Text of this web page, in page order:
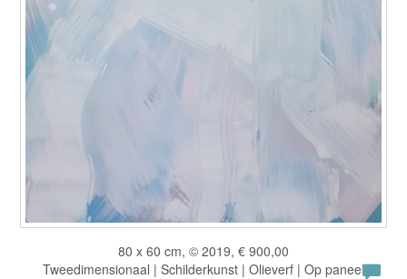
80 x 60 cm, © 2019, € 900,00
Tweedimensionaal | Schilderkunst | Olieverf | Op paneel